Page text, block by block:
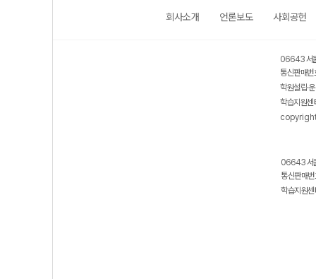
회사소개 언론보도 사회공헌
06643 서
통신판매
학원설립·
학습지원
06643 서
통신판매
학습지원